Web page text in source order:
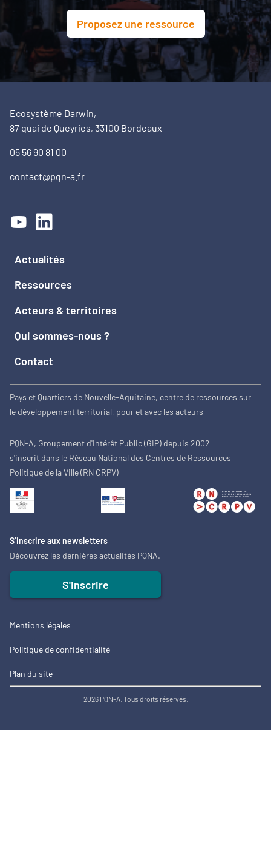
Proposez une ressource
Ecosystème Darwin,
87 quai de Queyries, 33100 Bordeaux
05 56 90 81 00
contact@pqn-a.fr
Actualités
Ressources
Acteurs & territoires
Qui sommes-nous ?
Contact
Pays et Quartiers de Nouvelle-Aquitaine, centre de ressources sur
le développement territorial, pour et avec les acteurs
PQN-A, Groupement d'Intérêt Public (GIP) depuis 2002
s'inscrit dans le Réseau National des Centres de Ressources
Politique de la Ville (RN CRPV)
S’inscrire aux newsletters
Découvrez les dernières actualités PQNA.
S'inscrire
Mentions légales
Politique de confidentialité
Plan du site
2026 PQN-A. Tous droits réservés.